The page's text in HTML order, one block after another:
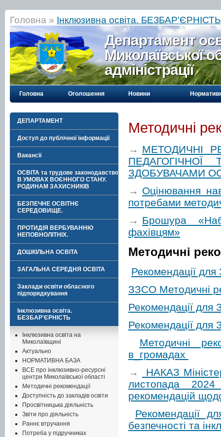
Головна » Інклюзивна освіта. БЕЗБАР'ЄРНІСТЬ
Департамент
Миколаївської
адміністрації
Головна Оголошення Новини
ДЕПАРТАМЕНТ
Доступ до публічної інформації
Вакансії
ОСВІТА та трудове законодавство
В УМОВАХ ВОЄННОГО СТАНУ.
РОДИНАМ ЗАХИСНИКІВ
БЕЗПЕЧНЕ ОСВІТНЄ
СЕРЕДОВИЩЕ.
ПРОТИДІЯ ВЕРБУВАННЮ
НЕПОВНОЛІТНІХ.
ДОШКІЛЬНА ОСВІТА
ЗАГАЛЬНА СЕРЕДНЯ ОСВІТА
Заклади освіти обласного
підпорядкування
Інклюзивна освіта.
БЕЗБАР'ЄРНІСТЬ
Інклюзивна освіта на
Миколаївщині
Актуально
НОРМАТИВНА БАЗА
ВСЕ про інклюзивно-ресурсні
центри Миколаївської області
Методичні рекомендації
Доступність до закладів освіти
Просвітницька діяльність
Звіти про діяльність
Раннє втручання
Потреба у підручниках
Методичні
→ МЕТОДИЧНІ
ЗДОБУВАЧАМИ
→ Оцінювання
потребами
→ Брошура
фахівцям»
Методичні
Рекомендації
ЗЗСО Методичні
Рекомендації
Рекомендації для
Методичні
в_громадах
→
НАКАЗ
листопада
рекомендацій
Рекомендації
безпечності та